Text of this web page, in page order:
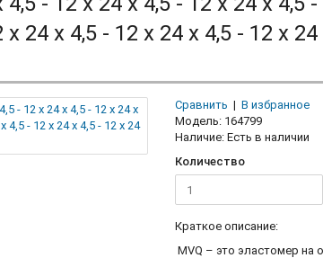
24 x 4,5 - 12 x 24 x 4,5 - 12 x
Сравнить | В избранное
Модель: 164799
Наличие: Есть в наличии
Количество
Краткое описание:
MVQ – это эластомер на